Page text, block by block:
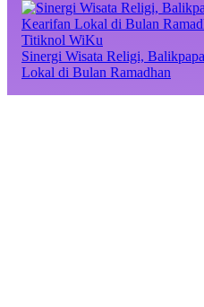
Titiknol WiKu
Sinergi Wisata Religi,
Lokal di Bulan Ramadhan